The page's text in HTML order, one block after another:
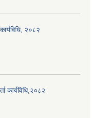
२०८२
कार्यविधि,२०८२